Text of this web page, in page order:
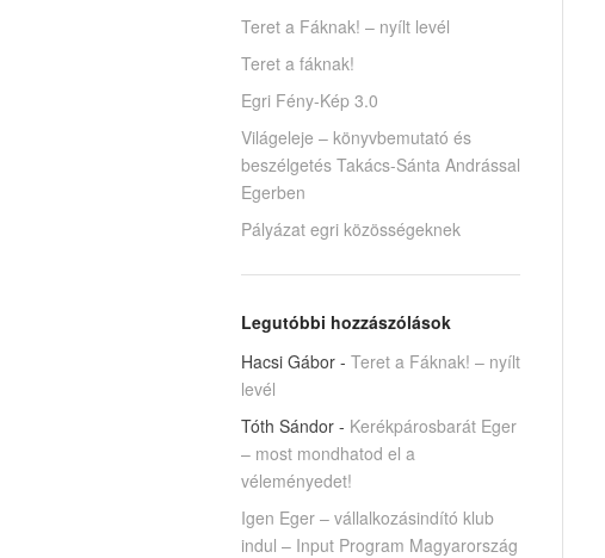
Teret a Fáknak! – nyílt levél
Teret a fáknak!
Egri Fény-Kép 3.0
Világeleje – könyvbemutató és
beszélgetés Takács-Sánta Andrással
Egerben
Pályázat egri közösségeknek
Legutóbbi hozzászólások
Hacsi Gábor - Teret a Fáknak! – nyílt
levél
Tóth Sándor - Kerékpárosbarát Eger
– most mondhatod el a
véleményedet!
Igen Eger – vállalkozásindító klub
indul – Input Program Magyarország